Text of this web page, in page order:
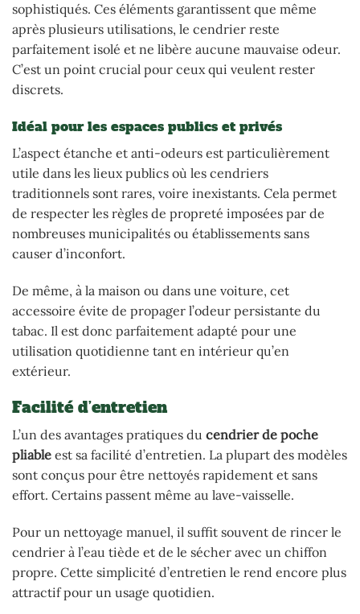
sophistiqués. Ces éléments garantissent que même
après plusieurs utilisations, le cendrier reste
parfaitement isolé et ne libère aucune mauvaise odeur.
C’est un point crucial pour ceux qui veulent rester
discrets.
Idéal pour les espaces publics et privés
L’aspect étanche et anti-odeurs est particulièrement
utile dans les lieux publics où les cendriers
traditionnels sont rares, voire inexistants. Cela permet
de respecter les règles de propreté imposées par de
nombreuses municipalités ou établissements sans
causer d’inconfort.
De même, à la maison ou dans une voiture, cet
accessoire évite de propager l’odeur persistante du
tabac. Il est donc parfaitement adapté pour une
utilisation quotidienne tant en intérieur qu’en
extérieur.
Facilité d’entretien
L’un des avantages pratiques du cendrier de poche
pliable est sa facilité d’entretien. La plupart des modèles
sont conçus pour être nettoyés rapidement et sans
effort. Certains passent même au lave-vaisselle.
Pour un nettoyage manuel, il suffit souvent de rincer le
cendrier à l’eau tiède et de le sécher avec un chiffon
propre. Cette simplicité d’entretien le rend encore plus
attractif pour un usage quotidien.